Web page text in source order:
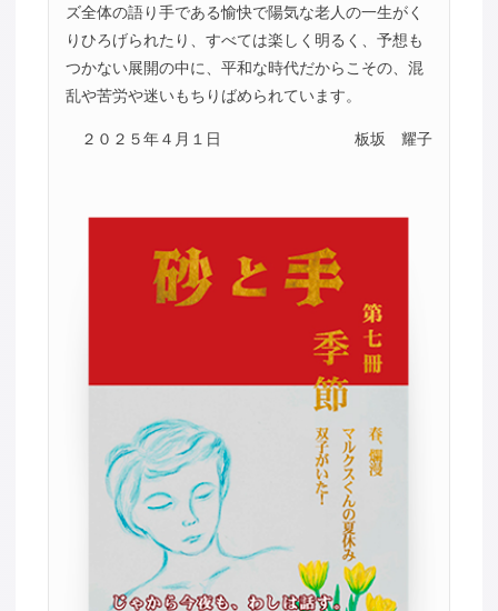
ズ全体の語り手である愉快で陽気な老人の一生がく
りひろげられたり、すべては楽しく明るく、予想も
つかない展開の中に、平和な時代だからこその、混
乱や苦労や迷いもちりばめられています。
２０２５年４月１日 板坂 耀子